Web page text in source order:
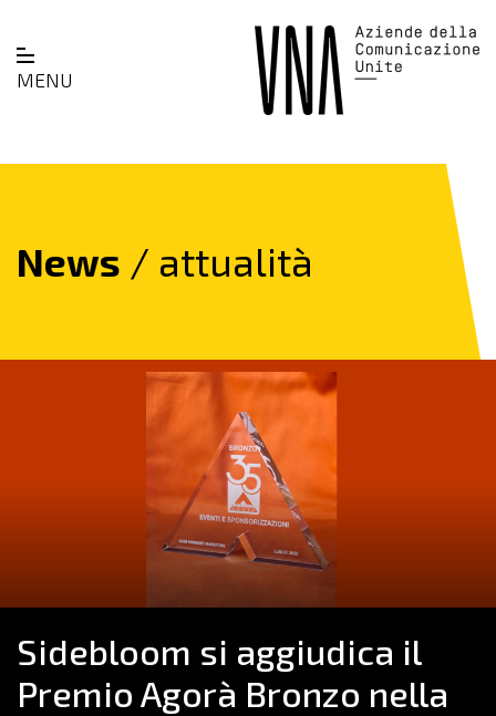
MENU
News / attualità
Sidebloom si aggiudica il
Premio Agorà Bronzo nella